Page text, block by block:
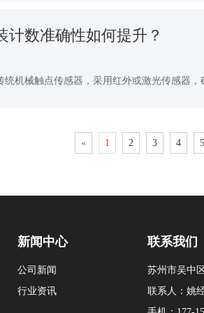
数准确性如何提升？
机械触点传感器，采用红外或激光传感器
« 1 2 3 4 5
新闻中心
公司新闻
行业资讯
联系我们
苏州市吴中
联系人：姚